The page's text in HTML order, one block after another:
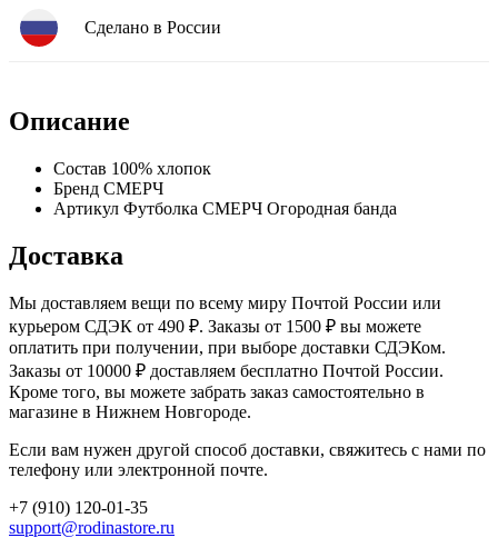
Сделано в России
Описание
Состав 100% хлопок
Бренд СМЕРЧ
Артикул Футболка СМЕРЧ Огородная банда
Доставка
Мы доставляем вещи по всему миру Почтой России или
курьером СДЭК от 490 ₽. Заказы от 1500 ₽ вы можете
оплатить при получении, при выборе доставки СДЭКом.
Заказы от 10000 ₽ доставляем бесплатно Почтой России.
Кроме того, вы можете забрать заказ самостоятельно в
магазине в Нижнем Новгороде.
Если вам нужен другой способ доставки, свяжитесь с нами по
телефону или электронной почте.
+7 (910) 120-01-35
support@rodinastore.ru